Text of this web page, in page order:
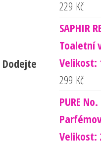
Dodejte
229 Kč
SAPHIR
Toaletní
Velikost:
299 Kč
PURE
Velikost: